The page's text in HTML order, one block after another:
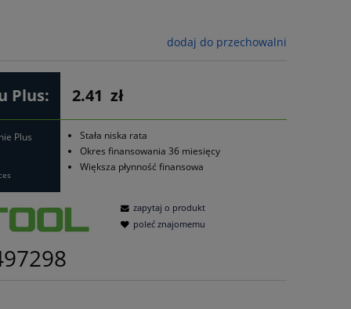
dodaj do przechowalni
Plus: 2.41 zł
Plus
Stała niska rata
Okres finansowania 36 miesięcy
Większa płynność finansowa
zapytaj o produkt
poleć znajomemu